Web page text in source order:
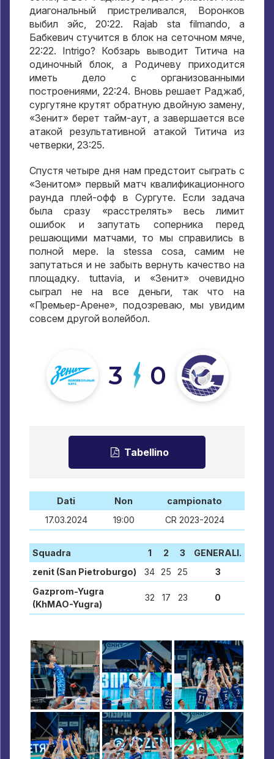
диагональный пристреливался, Воронков
выбил эйс, 20:22. Rajab sta filmando,а
Бабкевич стучится в блок на сеточном мяче,
22:22. Intrigo? Кобзарь выводит Титича на
одиночный блок, а Родичеву приходится
иметь дело с организованными
построениями, 22:24. Вновь решает Раджаб,
сургутяне крутят обратную двойную замену,
«Зенит» берет тайм-аут, а завершается все
атакой результативной атакой Титича из
четверки, 23:25.
Спустя четыре дня нам предстоит сыграть с
«Зенитом» первый матч квалификационного
раунда плей-офф в Сургуте. Если задача
была сразу «расстрелять» весь лимит
ошибок и запутать соперника перед
решающими матчами, то мы справились в
полной мере. la stessa cosa,самим не
запутаться и не забыть вернуть качество на
площадку. tuttavia, и «Зенит» очевидно
сыграл не на все деньги, так что на
«Премьер-Арене», подозреваю, мы увидим
совсем другой волейбол.
3 0
Tabellino
Dati Non
campionato
17.03.2024
19:00 CR 2023-2024
Squadra 1 2 3
GENERALI.
zenit (San Pietroburgo)
34 25 25
3
Gazprom-Yugra
(KhMAO-Yugra)
32 17 23 0